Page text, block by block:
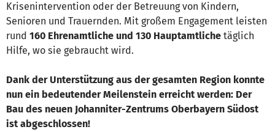
Krisenintervention oder der Betreuung von Kindern,
Senioren und Trauernden. Mit großem Engagement leisten
rund 160 Ehrenamtliche und 130 Hauptamtliche täglich
Hilfe, wo sie gebraucht wird.
Dank der Unterstützung aus der gesamten Region konnte
nun ein bedeutender Meilenstein erreicht werden: Der
Bau des neuen Johanniter-Zentrums Oberbayern Südost
ist abgeschlossen!